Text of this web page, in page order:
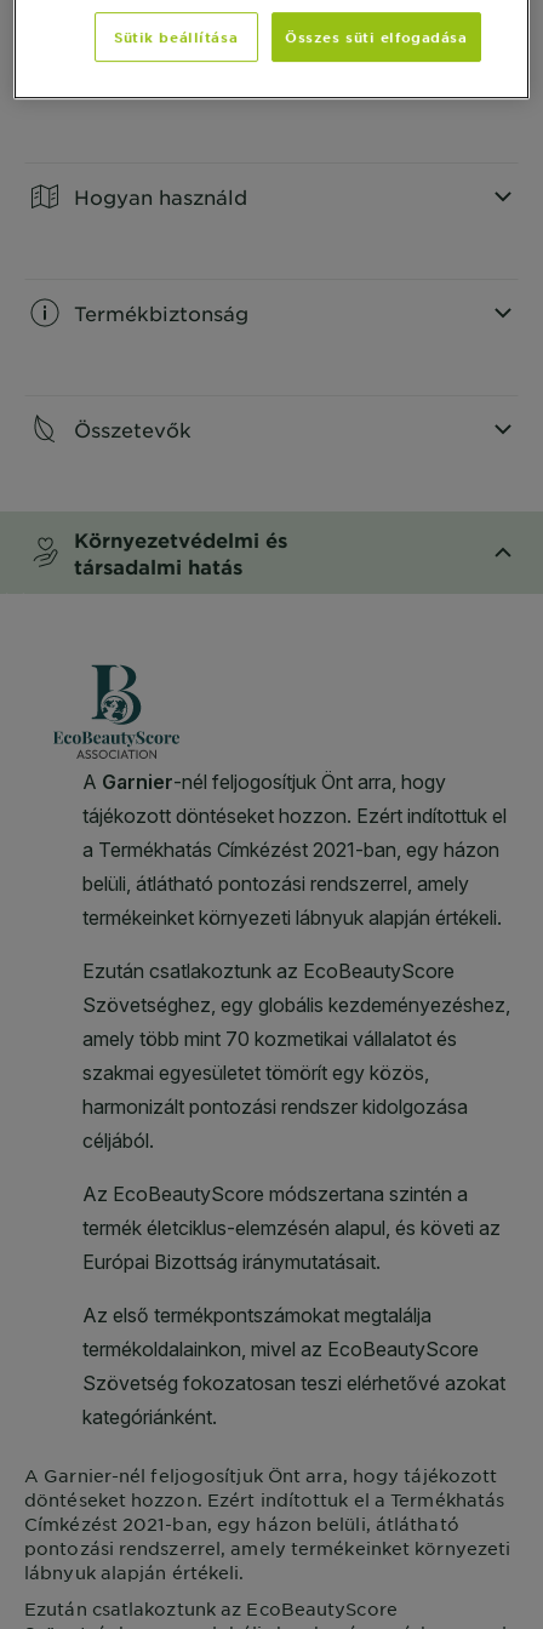
Hogyan használd
Termékbiztonság
Összetevők
Környezetvédelmi és
társadalmi hatás
A Garnier-nél feljogosítjuk Önt arra, hogy tájékozott
döntéseket hozzon. Ezért indítottuk el a Termékhatás
Címkézést 2021-ban, egy házon belüli, átlátható
pontozási rendszerrel, amely termékeinket környezeti
lábnyuk alapján értékeli.
Ezután csatlakoztunk az EcoBeautyScore
Sütik beállítása Összes süti elfogadása